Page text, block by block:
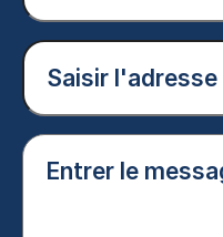
nom
Courriel
Entrer